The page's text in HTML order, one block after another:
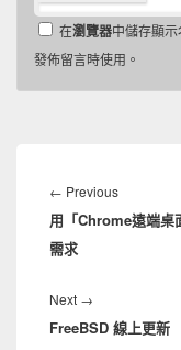
在瀏覽器中儲存顯
發佈留言時使用。
章
導
覽
← PreviousPrevious
post:
用「Chrome遠端
需求
Next →
post:
FreeBSD 線上更新